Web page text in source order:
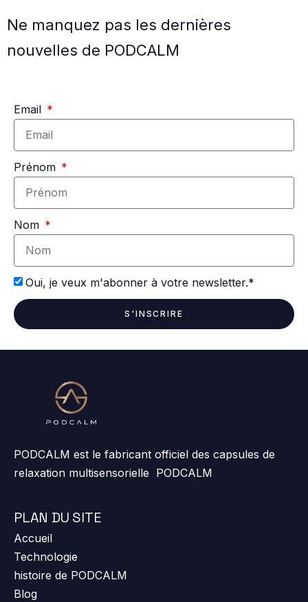
Ne manquez pas les dernières
nouvelles de PODCALM
Email
Prénom
Nom
Oui, je veux m'abonner à votre newsletter.*
S'INSCRIRE
PODCALM est le fabricant officiel des capsules de
relaxation multisensorielle PODCALM
PLAN DU SITE
Accueil
Technologie
histoire de PODCALM
Blog